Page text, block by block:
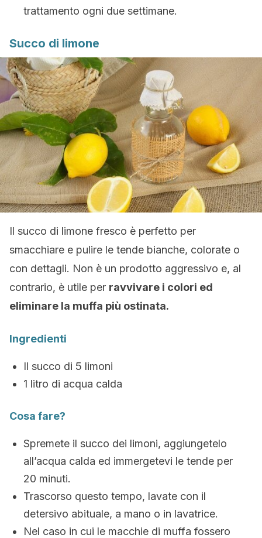
trattamento ogni due settimane.
Succo di limone
Il succo di limone fresco è perfetto per
smacchiare e pulire le tende bianche, colorate o
con dettagli. Non è un prodotto aggressivo e, al
contrario, è utile per ravvivare i colori ed
eliminare la muffa più ostinata.
Ingredienti
Il succo di 5 limoni
1 litro di acqua calda
Cosa fare?
Spremete il succo dei limoni, aggiungetelo
all’acqua calda ed immergetevi le tende per
20 minuti.
Trascorso questo tempo, lavate con il
detersivo abituale, a mano o in lavatrice.
Nel caso in cui le macchie di muffa fossero